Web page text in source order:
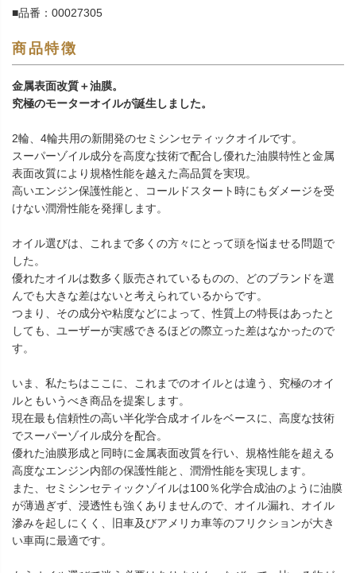
■品番：00027305
商品特徴
金属表面改質＋油膜。
究極のモーターオイルが誕生しました。
2輪、4輪共用の新開発のセミシンセティックオイルです。
スーパーゾイル成分を高度な技術で配合し優れた油膜特性と金属
表面改質により規格性能を越えた高品質を実現。
高いエンジン保護性能と、コールドスタート時にもダメージを受
けない潤滑性能を発揮します。
オイル選びは、これまで多くの方々にとって頭を悩ませる問題で
した。
優れたオイルは数多く販売されているものの、どのブランドを選
んでも大きな差はないと考えられているからです。
つまり、その成分や粘度などによって、性質上の特長はあったと
しても、ユーザーが実感できるほどの際立った差はなかったので
す。
いま、私たちはここに、これまでのオイルとは違う、究極のオイ
ルともいうべき商品を提案します。
現在最も信頼性の高い半化学合成オイルをベースに、高度な技術
でスーパーゾイル成分を配合。
優れた油膜形成と同時に金属表面改質を行い、規格性能を超える
高度なエンジン内部の保護性能と、潤滑性能を実現します。
また、セミシンセティックゾイルは100％化学合成油のように油膜
が薄過ぎず、浸透性も強くありませんので、オイル漏れ、オイル
滲みを起しにくく、旧車及びアメリカ車等のフリクションが大き
い車両に最適です。